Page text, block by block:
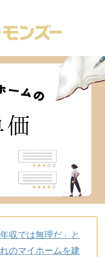
収では無理だ」と
のマイホームを建